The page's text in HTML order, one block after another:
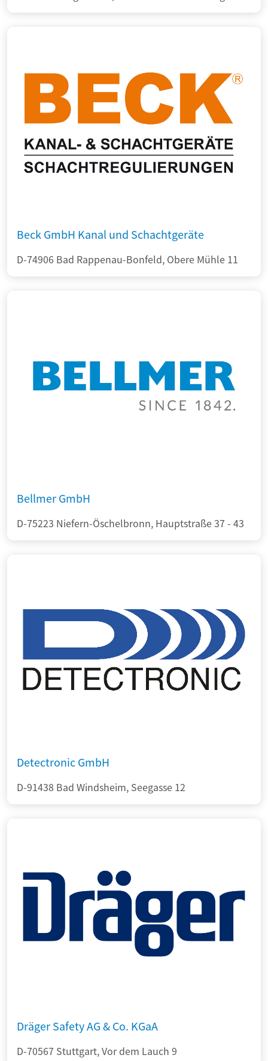
Beck GmbH Kanal und Schachtgeräte
D-74906 Bad Rappenau-Bonfeld, Obere Mühle 11
Bellmer GmbH
D-75223 Niefern-Öschelbronn, Hauptstraße 37 - 43
Detectronic GmbH
D-91438 Bad Windsheim, Seegasse 12
Dräger Safety AG & Co. KGaA
D-70567 Stuttgart, Vor dem Lauch 9